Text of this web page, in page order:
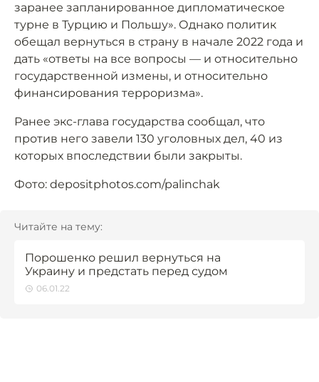
заранее запланированное дипломатическое
турне в Турцию и Польшу». Однако политик
обещал вернуться в страну в начале 2022 года и
дать «ответы на все вопросы — и относительно
государственной измены, и относительно
финансирования терроризма».
Ранее экс-глава государства сообщал, что
против него завели 130 уголовных дел, 40 из
которых впоследствии были закрыты.
Фото: depositphotos.com/palinchak
Читайте на тему:
Порошенко решил вернуться на
Украину и предстать перед судом
06.01.22